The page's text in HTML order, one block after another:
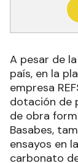
A pesar de
país, en la
empresa
dotación de
de obra
Basabes,
ensayos en
carbonato